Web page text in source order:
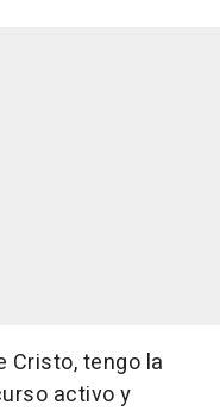
Cristo, tengo la
activo y